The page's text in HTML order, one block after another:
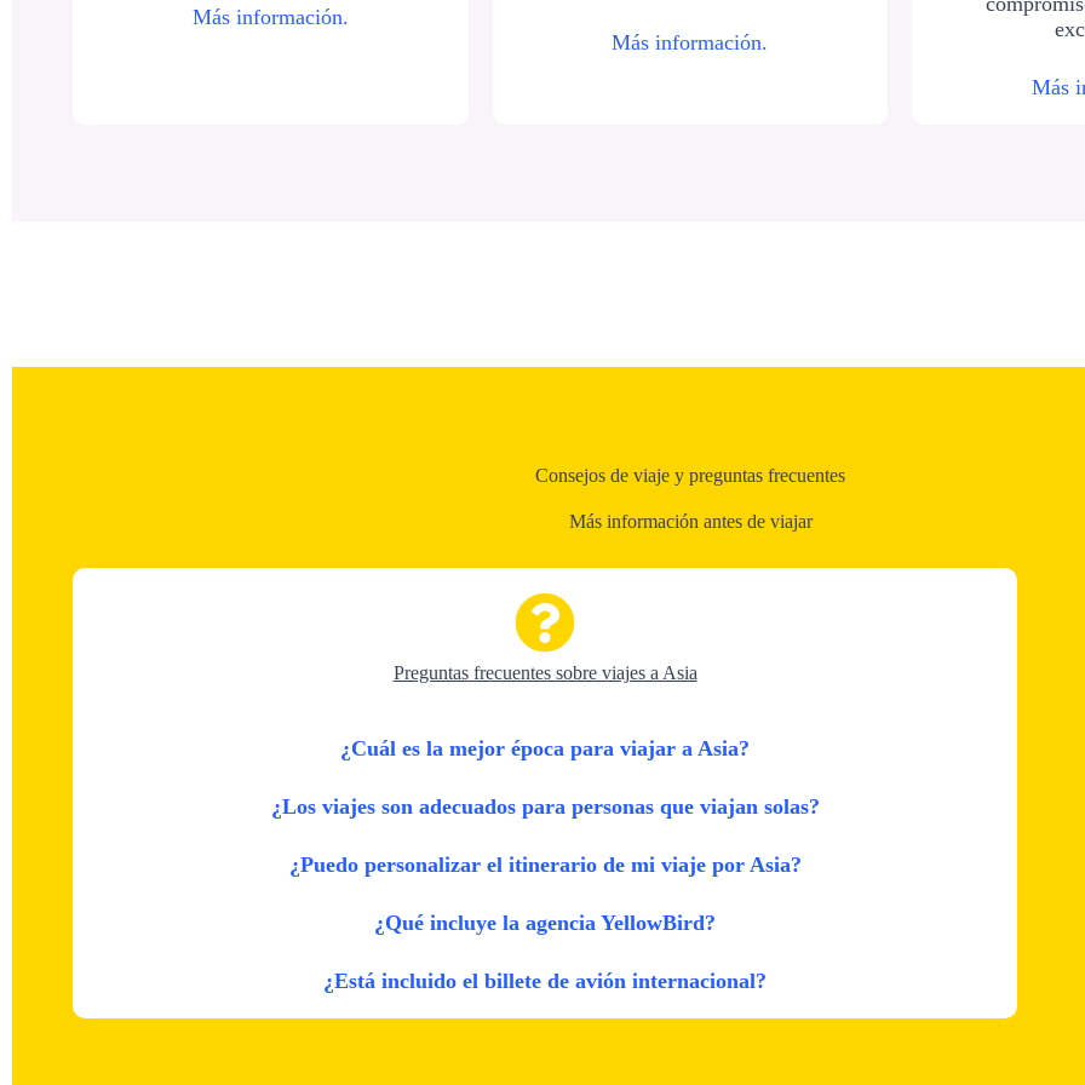
Más información.
Más información.
Más
Consejos de viaje y preguntas frecuentes
Más información antes de viajar
Preguntas frecuentes sobre viajes a Asia
¿Cuál es la mejor época para viajar a Asia?
¿Los viajes son adecuados para personas que viajan solas?
¿Puedo personalizar el itinerario de mi viaje por Asia?
¿Qué incluye la agencia YellowBird?
¿Está incluido el billete de avión internacional?